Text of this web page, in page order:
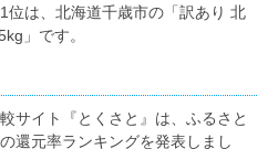
位は、北海道千歳市の「訳あり 北
」です。
サイト『とくさと』は、ふるさと
還元率ランキングを発表しまし